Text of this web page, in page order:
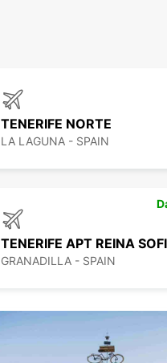
TENERIFE NORTE
LA LAGUNA - SPAIN
TENERIFE APT REINA
GRANADILLA - SPAIN